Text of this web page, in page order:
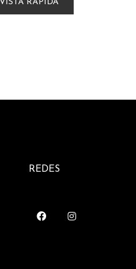
VISTA RÁPIDA
REDES